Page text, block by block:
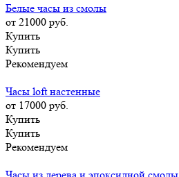
Белые часы из смолы
от 21000 руб.
Купить
Купить
Рекомендуем
Часы loft настенные
от 17000 руб.
Купить
Купить
Рекомендуем
Часы из дерева и эпоксидной смолы